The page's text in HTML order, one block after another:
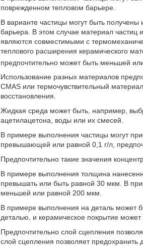
поврежденном тепловом барьере.
В варианте частицы могут быть получены
барьера. В этом случае материал частиц
являются совместимыми с
теплового расширения керамического
предпочтительно может быть меньшей
Использование разных материалов
CMAS или термочувствительный
восстановления.
Жидкая среда может быть, например,
ацетилацетона, воды или их смесей.
В примере выполнения частицы могут
превышающей или равной 0,1 г/л,
Предпочтительно такие значения
В примере выполнения толщина
превышать или быть равной 30 мкм. В
меньшей или равной 200 мкм.
В примере выполнения на деталь может
деталью, и керамическое покрытие
Предпочтительно слой сцепления
слой сцепления позволяет предохранить